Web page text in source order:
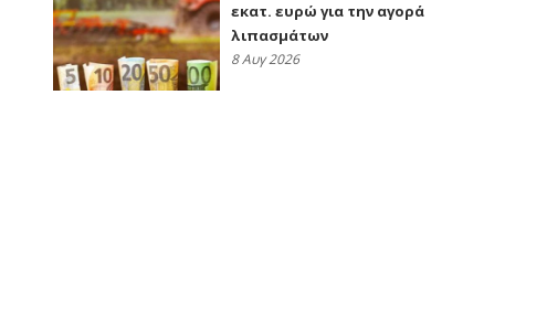
εκατ. ευρώ για την αγορά
λιπασμάτων
8 Αυγ 2026